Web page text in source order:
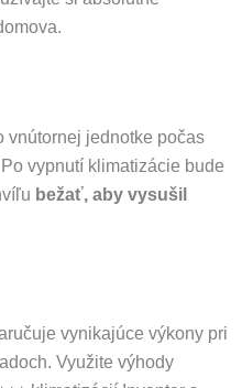
vnútornej jednotke počas
vypnutí klimatizácie bude
bežať, aby vysušil
vynikajúce výkony pri
Využite výhody